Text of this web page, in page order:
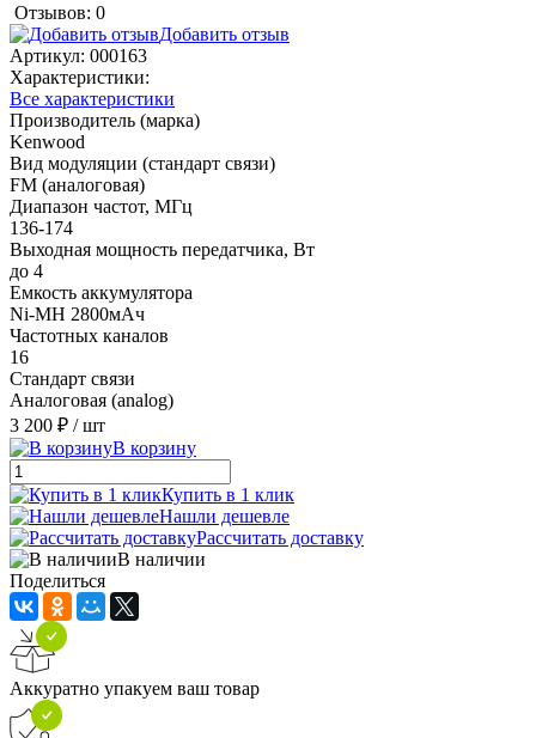
Отзывов: 0
Добавить отзыв
Артикул: 000163
Характеристики:
Все характеристики
Производитель (марка)
Kenwood
Вид модуляции (стандарт связи)
FM (аналоговая)
Диапазон частот, МГц
136-174
Выходная мощность передатчика, Вт
до 4
Емкость аккумулятора
Ni-MH 2800мАч
Частотных каналов
16
Стандарт связи
Аналоговая (analog)
3 200 ₽ / шт
В корзину
Купить в 1 клик
Нашли дешевле
Рассчитать доставку
В наличии
Поделиться
Аккуратно упакуем ваш товар